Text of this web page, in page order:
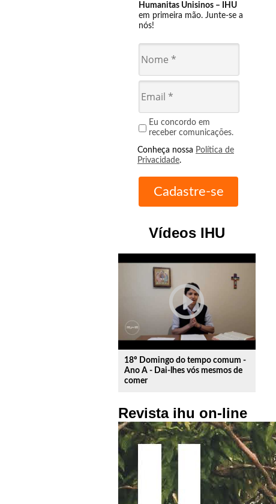
Humanitas Unisinos – IHU
em primeira mão. Junte-se a
nós!
Eu concordo em
receber comunicações.
Conheça nossa Política de
Privacidade.
Vídeos IHU
play_circle_outline
18º Domingo do tempo comum -
Ano A - Dai-lhes vós mesmos de
comer
Revista ihu on-line